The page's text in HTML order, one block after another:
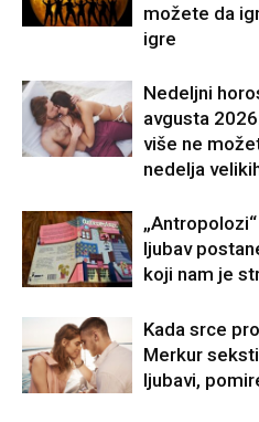
možete da
igre
Nedeljni
avgusta
više ne
nedelja
ljubav
koji nam je
Kada srce
Merkur
ljubavi,